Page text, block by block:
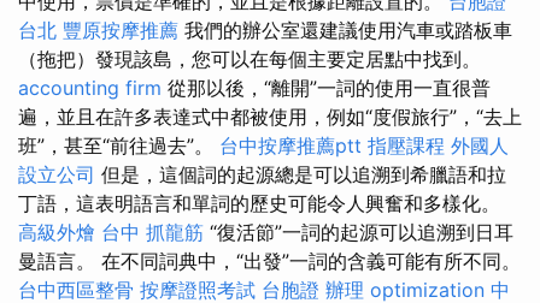
台北 豐原按摩推薦 我們的辦公室還建議使用汽車或踏板車
（拖把）發現該島，您可以在每個主要定居點中找到。
accounting firm 從那以後，“離開”一詞的使用一直很普
遍，並且在許多表達式中都被使用，例如“度假旅行”，“去上
班”，甚至“前往過去”。 台中按摩推薦ptt 指壓課程 外國人
設立公司 但是，這個詞的起源總是可以追溯到希臘語和拉
丁語，這表明語言和單詞的歷史可能令人興奮和多樣化。
高級外燴 台中 抓龍筋 “復活節”一詞的起源可以追溯到日耳
曼語言。 在不同詞典中，“出發”一詞的含義可能有所不同。
台中西區整骨 按摩證照考試 台胞證 辦理 optimization 中